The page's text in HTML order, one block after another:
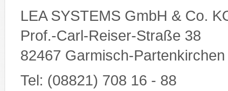
LEA SYSTEMS GmbH & Co.
Prof.-Carl-Reiser-Straße 38
82467 Garmisch-Partenkirchen
Tel: (08821) 708 16 - 88